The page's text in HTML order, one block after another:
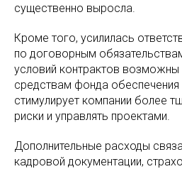
существенно выросла.
Кроме того, усилилась
по договорным
условий контрактов
средствам фонда обеспечения
стимулирует компании более
риски и управлять проектами.
Дополнительные расходы
кадровой документации,